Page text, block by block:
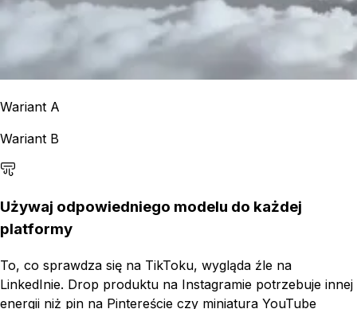
Wariant A
Wariant B
Używaj odpowiedniego modelu do każdej
platformy
To, co sprawdza się na TikToku, wygląda źle na
LinkedInie. Drop produktu na Instagramie potrzebuje innej
energii niż pin na Pintereście czy miniatura YouTube